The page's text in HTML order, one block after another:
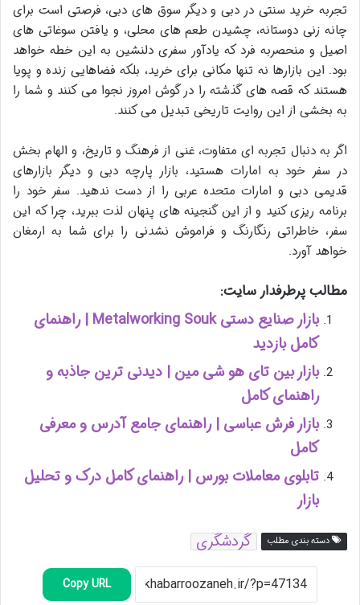
تجربه خرید سنتی در دبی و دیگرسوق های دبی، فرصتی است برای
چانه زنی دوستانه، چشیدن طعم های محلی، و یافتن سوغاتی های
اصیل و منحصربه فرد که یادآور سفری دلنشین به این خطه خواهد
بود. این بازارها نه تنها مکانی برای خرید، بلکه فضاهایی زنده و پویا
هستند که قصه های گذشته را در گوش امروز نجوا می کنند و شما را
به بخشی از این روایت تاریخی تبدیل می کنند.
اگر به دنبال تجربه ای متفاوت، غنی از فرهنگ و تاریخ، و الهام بخش
در سفر خود به امارات هستید، بازار پارچه دبیو دیگر بازارهای
قدیمی دبیو امارات متحده عربی را از دست ندهید. سفر خود را
برنامه ریزی کنید و از این گنجینه های پنهان لذت ببرید، چرا که این
سفر، خاطراتی رنگارنگ و فراموش نشدنی را برای شما به ارمغان
خواهد آورد.
مطالب پرطرفدار سایت:
بازار صنایع دستی Metalworking Souk | راهنمای
کامل بازدید
بازار بین تای هو شی مین | دیدنی ترین جاذبه و
راهنمای کامل
بازار فرش عباسی | راهنمای جامع آدرس و معرفی
کامل
تابلوی معاملات بورس | راهنمای کامل درک و تحلیل
بازار
دسته بندی مطلب گردشگری
Copy URL